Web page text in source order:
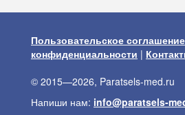
Пользовательское соглашение
конфиденциальности |
© 2015—2026, Paratsels-med.ru
Напиши нам: info@paratsels-